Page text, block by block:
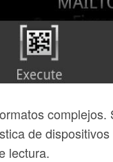
de
lectura.